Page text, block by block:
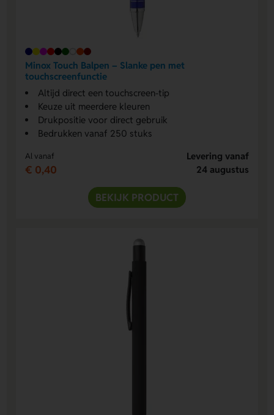
Minox Touch Balpen – Slanke pen met
touchscreenfunctie
Altijd direct een touchscreen-tip
Keuze uit meerdere kleuren
Drukpositie voor direct gebruik
Bedrukken vanaf 250 stuks
Al vanaf
€ 0,40
Levering vanaf
24 augustus
BEKIJK PRODUCT